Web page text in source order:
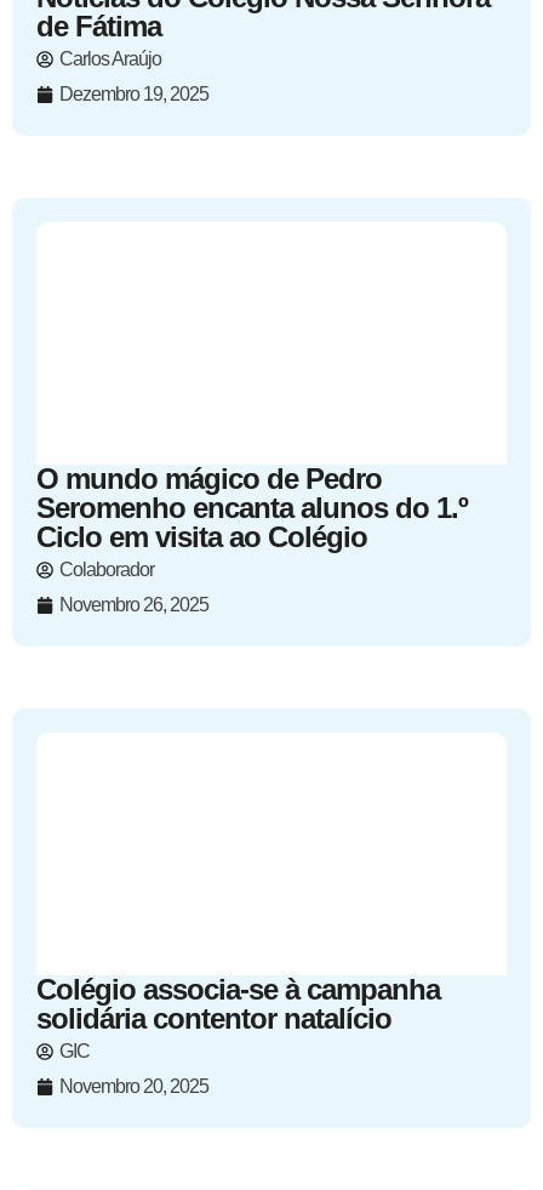
de Fátima
Carlos Araújo
Dezembro 19, 2025
O mundo mágico de Pedro
Seromenho encanta alunos do 1.º
Ciclo em visita ao Colégio
Colaborador
Novembro 26, 2025
Colégio associa-se à campanha
solidária contentor natalício
GIC
Novembro 20, 2025